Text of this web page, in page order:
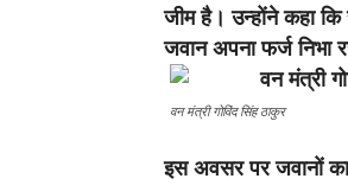
जीम है। उन्होंने कहा कि
जवान अपना फर्ज निभा
वन मंत्री गोविंद सिंह ठाकुर
इस अवसर पर जवानों का